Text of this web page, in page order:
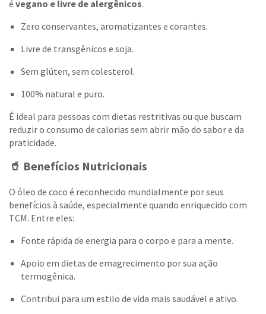
é vegano e livre de alergênicos.
Zero conservantes, aromatizantes e corantes.
Livre de transgênicos e soja.
Sem glúten, sem colesterol.
100% natural e puro.
É ideal para pessoas com dietas restritivas ou que buscam
reduzir o consumo de calorias sem abrir mão do sabor e da
praticidade.
🥤 Benefícios Nutricionais
O óleo de coco é reconhecido mundialmente por seus
benefícios à saúde, especialmente quando enriquecido com
TCM. Entre eles:
Fonte rápida de energia para o corpo e para a mente.
Apoio em dietas de emagrecimento por sua ação
termogênica.
Contribui para um estilo de vida mais saudável e ativo.